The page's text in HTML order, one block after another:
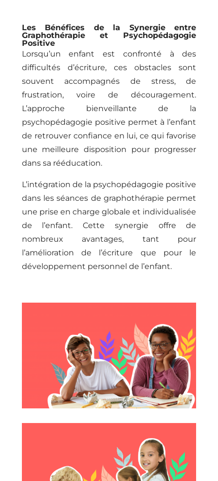
Les Bénéfices de la Synergie entre
Graphothérapie et Psychopédagogie
Positive
Lorsqu’un enfant est confronté à des
difficultés d’écriture, ces obstacles sont
souvent accompagnés de stress, de
frustration, voire de découragement.
L’approche bienveillante de la
psychopédagogie positive permet à l’enfant
de retrouver confiance en lui, ce qui favorise
une meilleure disposition pour progresser
dans sa rééducation.
L’intégration de la psychopédagogie positive
dans les séances de graphothérapie permet
une prise en charge globale et individualisée
de l’enfant. Cette synergie offre de
nombreux avantages, tant pour
l’amélioration de l’écriture que pour le
développement personnel de l’enfant.